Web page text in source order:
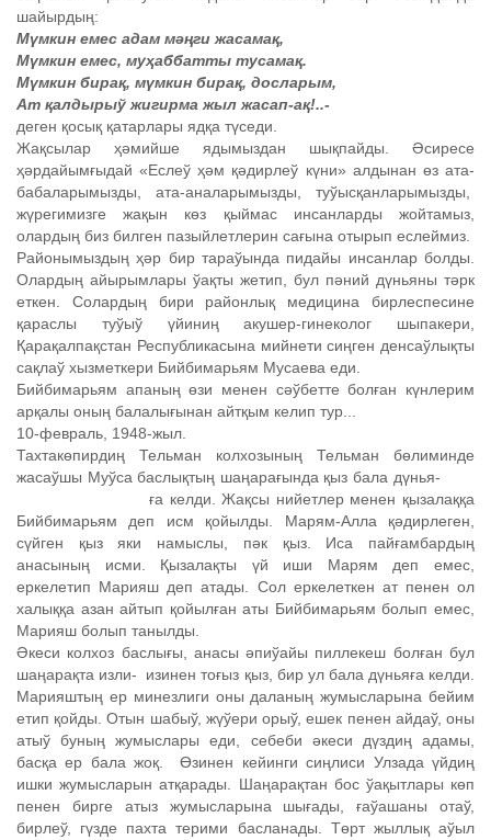
шайырдың:
Мүмкин емес адам мәңги жасамақ,
Мүмкин емес, муҳаббатты тусамақ.
Мүмкин бирақ, мүмкин бирақ, досларым,
Ат қалдырыў жигирма жыл жасап-ақ!..-
деген қосық қатарлары ядқа түседи.
Жақсылар ҳәмийше ядымыздан шықпайды. Әсиресе
ҳәрдайымғыдай «Еслеў ҳәм қәдирлеў күни» алдынан өз ата-
бабаларымызды, ата-аналарымызды, туўысқанларымызды,
жүрегимизге жақын көз қыймас инсанларды жойтамыз,
олардың биз билген пазыйлетлерин сағына отырып еслеймиз.
Районымыздың ҳәр бир тараўында пидайы инсанлар болды.
Олардың айырымлары ўақты жетип, бул пәний дүньяны тәрк
еткен. Солардың бири районлық медицина бирлеспесине
қараслы туўыў үйиниң акушер-гинеколог шыпакери,
Қарақалпақстан Республикасына мийнети сиңген денсаўлықты
сақлаў хызметкери Бийбимарьям Мусаева еди.
Бийбимарьям апаның өзи менен сәўбетте болған күнлерим
арқалы оның балалығынан айтқым келип тур...
10-февраль, 1948-жыл.
Тахтакөпирдиң Тельман колхозының Тельман бөлиминде
жасаўшы Муўса баслықтың шаңарағында қыз бала дүнья-
ға келди. Жақсы нийетлер менен қызалаққа
Бийбимарьям деп исм қойылды. Марям-Алла қәдирлеген,
сүйген қыз яки намыслы, пәк қыз. Иса пайғамбардың
анасының исми. Қызалақты үй иши Марям деп емес,
еркелетип Марияш деп атады. Сол еркелеткен ат пенен ол
халыққа азан айтып қойылған аты Бийбимарьям болып емес,
Марияш болып танылды.
Әкеси колхоз баслығы, анасы әпиўайы пиллекеш болған бул
шаңарақта изли- изинен тоғыз қыз, бир ул бала дүньяға келди.
Марияштың ер минезлиги оны даланың жумысларына бейим
етип қойды. Отын шабыў, жүўери орыў, ешек пенен айдаў, оны
атыў буның жумыслары еди, себеби әкеси дүздиң адамы,
басқа ер бала жоқ. Өзинен кейинги сиңлиси Улзада үйдиң
ишки жумысларын атқарады. Шаңарақтан бос ўақытлары көп
пенен бирге атыз жумысларына шығады, ғаўашаны отаў,
бирлеў, гүзде пахта терими басланады. Төрт жыллық аўыл